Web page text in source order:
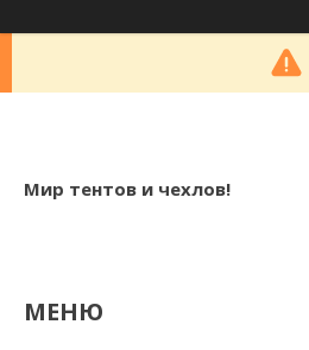
Мир тентов и чехлов!